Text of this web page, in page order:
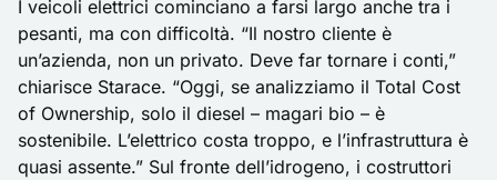
I veicoli elettrici cominciano a farsi largo anche tra i
pesanti, ma con difficoltà. “Il nostro cliente è
un’azienda, non un privato. Deve far tornare i conti,”
chiarisce Starace. “Oggi, se analizziamo il Total Cost
of Ownership, solo il diesel – magari bio – è
sostenibile. L’elettrico costa troppo, e l’infrastruttura è
quasi assente.” Sul fronte dell’idrogeno, i costruttori